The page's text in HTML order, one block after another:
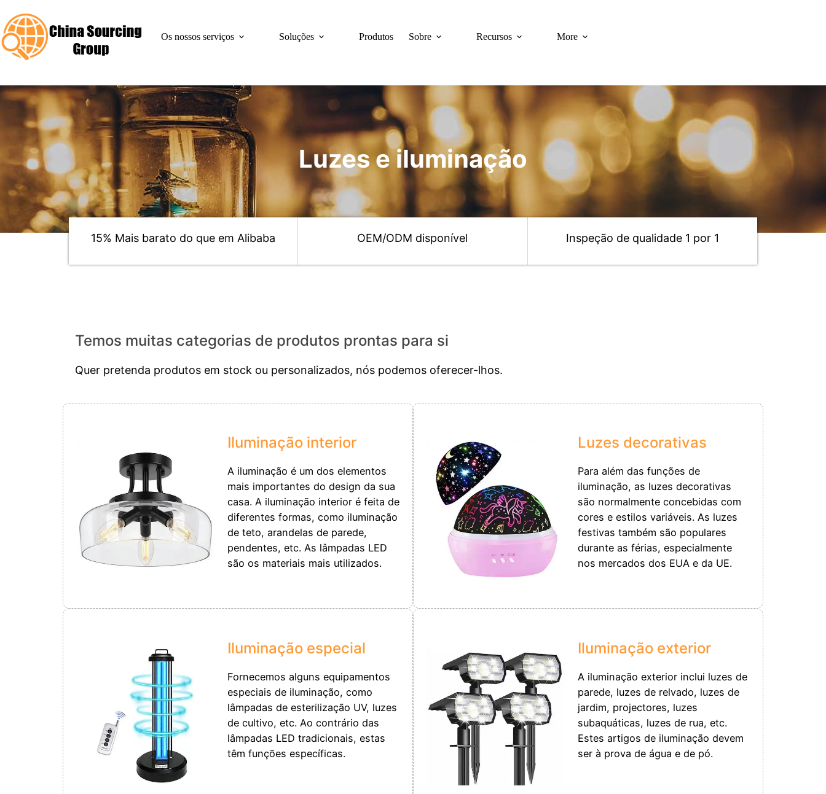
para
conteúdo
Os nossos serviços Soluções Produtos Sobre Recursos More
Fornecimento de iluminação
Luzes e iluminação
15% Mais barato do que em Alibaba OEM/ODM disponível Inspeção de qualidade 1 por 1
Temos muitas categorias de produtos prontas para si
Quer pretenda produtos em stock ou personalizados, nós podemos oferecer-lhos.
Iluminação interior
A iluminação é um dos elementos
mais importantes do design da sua
casa. A iluminação interior é feita de
diferentes formas, como iluminação
de teto, arandelas de parede,
pendentes, etc. As lâmpadas LED
são os materiais mais utilizados.
Luzes decorativas
Para além das funções de
iluminação, as luzes decorativas
são normalmente concebidas com
cores e estilos variáveis. As luzes
festivas também são populares
durante as férias, especialmente
nos mercados dos EUA e da UE.
Iluminação especial
Fornecemos alguns equipamentos
especiais de iluminação, como
lâmpadas de esterilização UV, luzes
de cultivo, etc. Ao contrário das
lâmpadas LED tradicionais, estas
têm funções específicas.
Iluminação exterior
A iluminação exterior inclui luzes de
parede, luzes de relvado, luzes de
jardim, projectores, luzes
subaquáticas, luzes de rua, etc.
Estes artigos de iluminação devem
ser à prova de água e de pó.